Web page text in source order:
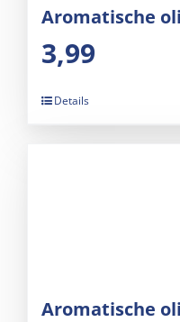
Aromatische
3,99
Details
Aromatische